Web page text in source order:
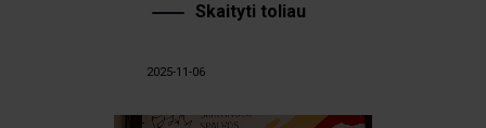
Skaityti toliau
2025-11-06